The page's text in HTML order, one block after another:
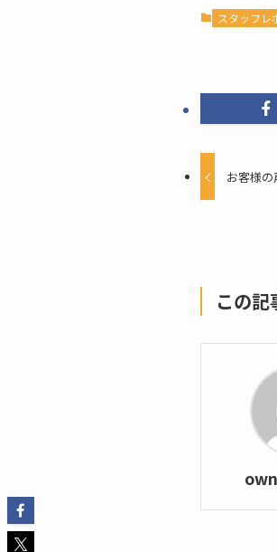
スタッフレ
お客様
この